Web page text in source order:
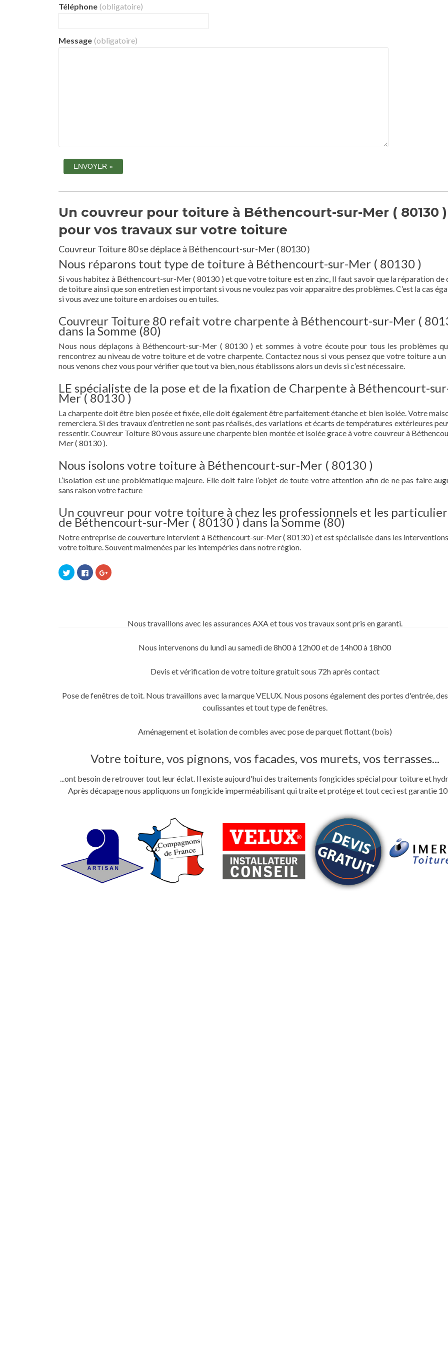
Téléphone (obligatoire)
Message (obligatoire)
Un couvreur pour toiture à Béthencourt-sur-Mer ( 80130 )
pour vos travaux sur votre toiture
Couvreur Toiture 80 se déplace à Béthencourt-sur-Mer ( 80130 )
Nous réparons tout type de toiture à Béthencourt-sur-Mer ( 80130 )
Si vous habitez à Béthencourt-sur-Mer ( 80130 ) et que votre toiture est en zinc, Il faut savoir que la réparation de
de toiture ainsi que son entretien est important si vous ne voulez pas voir apparaitre des problèmes. C’est la cas
si vous avez une toiture en ardoises ou en tuiles.
Couvreur Toiture 80 refait votre charpente à Béthencourt-sur-Mer (
dans la Somme (80)
Nous nous déplaçons à Béthencourt-sur-Mer ( 80130 ) et sommes à votre écoute pour tous les problèmes
rencontrez au niveau de votre toiture et de votre charpente. Contactez nous si vous pensez que votre toiture a un
nous venons chez vous pour vérifier que tout va bien, nous établissons alors un devis si c’est nécessaire.
LE spécialiste de la pose et de la fixation de Charpente à Béthencourt-
Mer ( 80130 )
La charpente doit être bien posée et fixée, elle doit également être parfaitement étanche et bien isolée. Votre
remerciera. Si des travaux d’entretien ne sont pas réalisés, des variations et écarts de températures extérieures
ressentir. Couvreur Toiture 80 vous assure une charpente bien montée et isolée grace à votre couvreur à
Mer ( 80130 ).
Nous isolons votre toiture à Béthencourt-sur-Mer ( 80130 )
L’isolation est une problèmatique majeure. Elle doit faire l’objet de toute votre attention afin de ne pas faire
sans raison votre facture
Un couvreur pour votre toiture à chez les professionnels et les
de Béthencourt-sur-Mer ( 80130 ) dans la Somme (80)
Notre entreprise de couverture intervient à Béthencourt-sur-Mer ( 80130 ) et est spécialisée dans les
votre toiture. Souvent malmenées par les intempéries dans notre région.
Cliquez
pour
partager
Cliquez
pour
partager
Cliquez
pour
fenêtre)Nous travaillons avec les assurances AXA et tous vos travaux sont pris en garanti.
Nous intervenons du lundi au samedi de 8h00 à 12h00 et de 14h00 à 18h00
Devis et vérification de votre toiture gratuit sous 72h après contact
Pose de fenêtres de toit. Nous travaillons avec la marque VELUX. Nous posons également des portes d'entrée,
coulissantes et tout type de fenêtres.
Aménagement et isolation de combles avec pose de parquet flottant (bois)
Votre toiture, vos pignons, vos facades, vos murets, vos terrasses...
...ont besoin de retrouver tout leur éclat. Il existe aujourd'hui des traitements fongicides spécial pour toiture et
Après décapage nous appliquons un fongicide imperméabilisant qui traite et protége et tout ceci est garantie 10